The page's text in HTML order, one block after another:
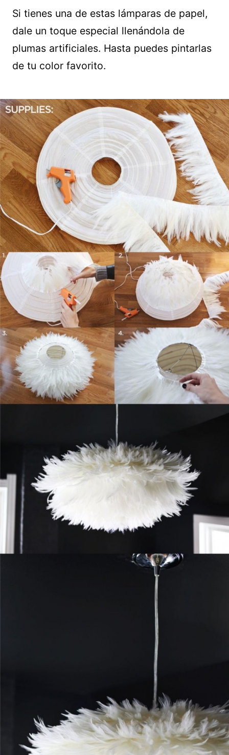
Si tienes una de estas lámparas de papel,
dale un toque especial llenándola de
plumas artificiales. Hasta puedes pintarlas
de tu color favorito.